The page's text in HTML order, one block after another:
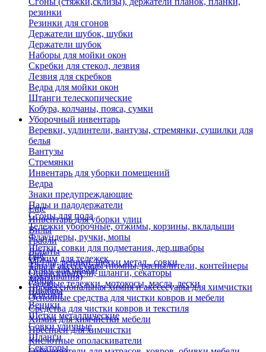
резинки
Резинки для сгонов
Держатели шубок, шубки
Держатели шубок
Наборы для мойки окон
Скребки для стекол, лезвия
Лезвия для скребков
Ведра для мойки окон
Штанги телескопические
Кобура, колчаны, пояса, сумки
Уборочный инвентарь
Веревки, удлинтели, вантузы, стремянки, сушилки для
белья
Вантузы
Стремянки
Инвентарь для уборки помещений
Ведра
Знаки предупреждающие
Пады и падодержатели
Сгоны для пола
Тележки уборочные, отжимы, корзины, вкладыши
Флаундеры, ручки, мопы
Щетки, совки для подметания, дер.швабры
Отжим для тележек
Ручки для швабр
Мопы
Швабры
Еще
Инвентарь для уборки улиц
Вилы
Грабли
Лопаты
Метлы, веники, щетки метал., совки
Опрыскиватели, шланги, секаторы
Садовые тележки, мотокосы, масла, лески
Черенки
Веники
Щетки металлические
Совки уличные
Шланги
Секаторы
Еще
Тара и аксессуары (помпы, распылители, контейнеры
замачивания)
Профессиональная химия и акссесуары для химчистки
Основные средства для чистки ковров и мебели
Средства для чистки ковров и текстиля
Химия для химчистки мебели
Преспреи для химчистки
Кислотные ополаскиватели